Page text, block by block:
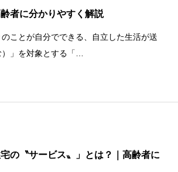
者に分かりやすく解説
ことが自分でできる、自立した生活が送
」を対象とする「…
の〝サービス〟」とは？｜高齢者に